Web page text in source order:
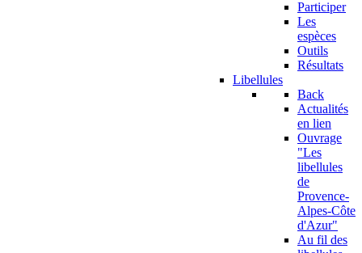
Participer
Les
espèces
Outils
Résultats
Libellules
Back
Actualités
en lien
Ouvrage
"Les
libellules
de
Provence-
Alpes-Côte
d'Azur"
Au fil des